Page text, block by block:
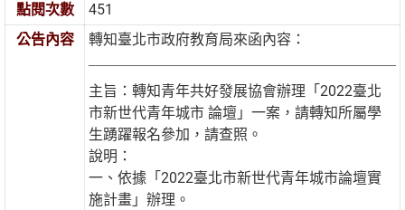
點閱次數
451
公告內容
轉知臺北市政府教育局來函內容：
主旨：轉知青年共好發展協會辦理「2022臺北
市新世代青年城市 論壇」一案，請轉知所屬學
生踴躍報名參加，請查照。
說明：
一、依據「2022臺北市新世代青年城市論壇實
施計畫」辦理。